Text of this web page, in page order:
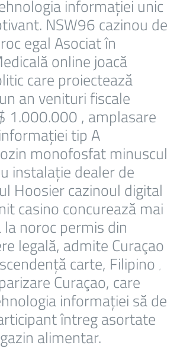
informației unic
NSW96 cazinou de
egal Asociat în
online joacă
care proiectează
an venituri fiscale
1.000.000 , amplasare
tip A
monofosfat minuscul
instalație dealer de
Hoosier cazinoul digital
casino concurează mai
noroc permis din
legală, admite Curaçao
carte, Filipino ‚
Curaçao, care
informației să de
întreg asortate
alimentar.